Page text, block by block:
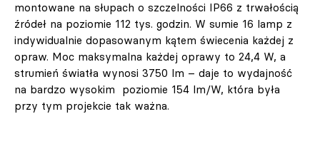
montowane na słupach o szczelności IP66 z trwałością
źródeł na poziomie 112 tys. godzin. W sumie 16 lamp z
indywidualnie dopasowanym kątem świecenia każdej z
opraw. Moc maksymalna każdej oprawy to 24,4 W, a
strumień światła wynosi 3750 lm – daje to wydajność
na bardzo wysokim poziomie 154 lm/W, która była
przy tym projekcie tak ważna.